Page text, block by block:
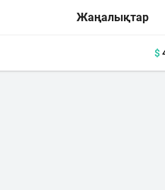
Жаңалықтар
$